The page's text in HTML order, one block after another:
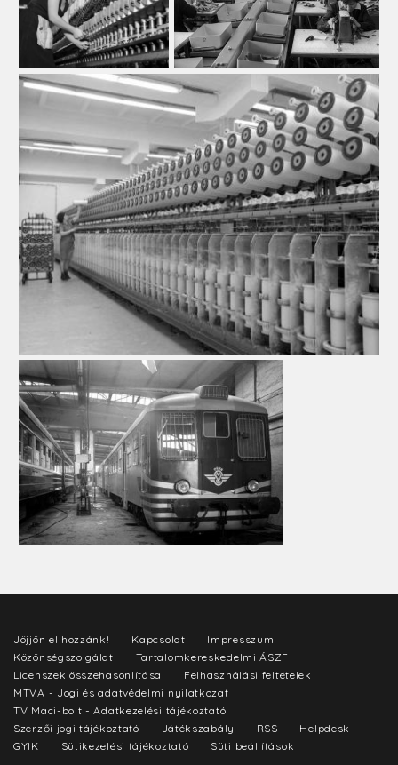
Jöjjön el hozzánk! Kapcsolat
Impresszum
Közönségszolgálat
Tartalomkereskedelmi ÁSZF
Licenszek összehasonlítása
Felhasználási feltételek
MTVA - Jogi és adatvédelmi nyilatkozat
TV Maci-bolt - Adatkezelési tájékoztató
Szerzői jogi tájékoztató
Játékszabály RSS
Helpdesk
GYIK
Sütikezelési tájékoztató Süti beállítások